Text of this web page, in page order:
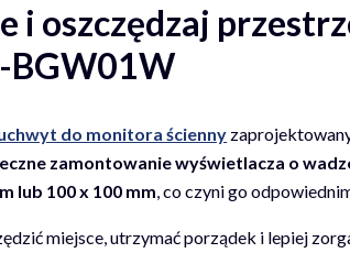
i oszczędzaj
BGW01W
do monitora ścienny
zamontowanie wyświetlacza o
lub 100 x 100 mm, co czyni go
miejsce, utrzymać porządek i lepiej